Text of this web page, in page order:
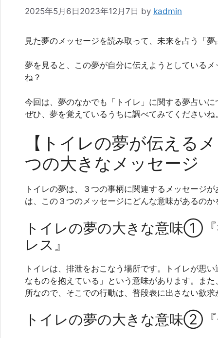
2025年5月6日 2023年12月7日 by kadmin
見た夢のメッセージを読み取って、未来を占う「夢
夢を見ると、この夢が自分に伝えようとしている
ね？
今回は、夢のなかでも「トイレ」に関する夢占い
ぜひ、夢を覚えているうちに調べてみてくださいね
【トイレの夢が伝える
つの大きなメッセージ
トイレの夢は、３つの事柄に関連するメッセージ
は、この３つのメッセージにどんな意味があるの
トイレの夢の大きな意味①
レス』
トイレは、排泄をおこなう場所です。トイレが思
なものを抱えている」という意味があります。ま
所なので、そこでの行動は、普段表に出さない欲
トイレの夢の大きな意味②